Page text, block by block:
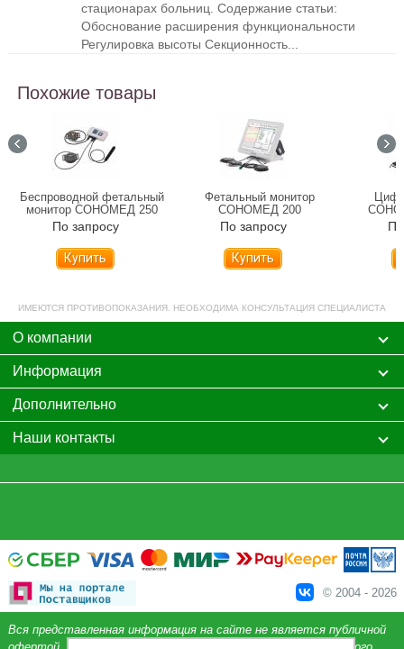
стационарах больниц. Содержание статьи:
Обоснование расширения функциональности
Регулировка высоты Секционность...
Похожие товары
Беспроводной фетальный
монитор СОНОМЕД 250
По запросу
Купить
Фетальный монитор
СОНОМЕД 200
По запросу
Купить
ИМЕЮТСЯ ПРОТИВОПОКАЗАНИЯ. НЕОБХОДИМА КОНСУЛЬТАЦИЯ СПЕЦИАЛИСТА
О компании
Информация
Дополнительно
Наши контакты
© 2004 - 2026
Вся представленная информация на сайте не является публичной